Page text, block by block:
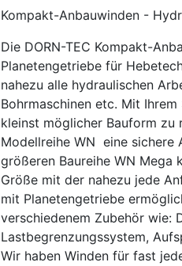
Kompakt-Anbauwinden -
Die DORN-TEC Kompakt-
Planetengetriebe für
nahezu alle hydraulischen
Bohrmaschinen etc. Mit
kleinst möglicher Bauform zu
Modellreihe WN eine
größeren Baureihe WN
Größe mit der nahezu jede
mit Planetengetriebe
verschiedenem Zubehör wie:
Lastbegrenzungssystem,
Wir haben Winden für fast